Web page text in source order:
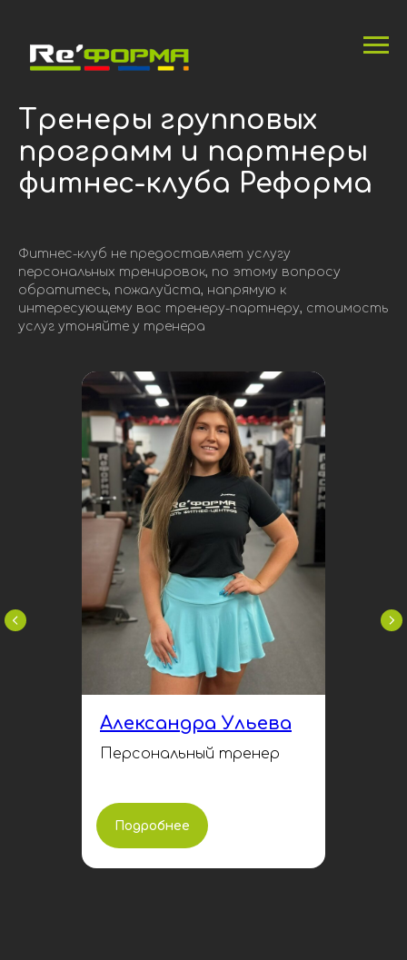
Тренеры групповых
программ и партнеры
фитнес-клуба Реформа
Фитнес-клуб не предоставляет услугу
персональных тренировок, по этому вопросу
обратитесь, пожалуйста, напрямую к
интересующему вас тренеру-партнеру, стоимость
услуг утоняйте у тренера
Александра Ульева
Персональный тренер
Подробнее